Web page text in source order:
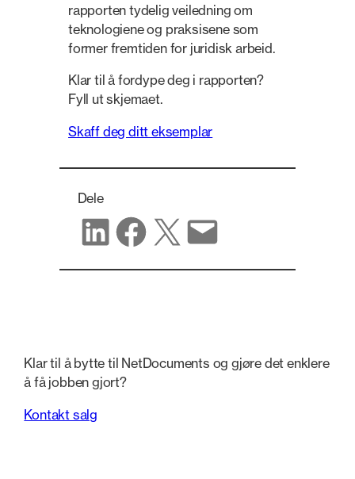
rapporten tydelig veiledning om
teknologiene og praksisene som
former fremtiden for juridisk arbeid.
Klar til å fordype deg i rapporten?
Fyll ut skjemaet.
Skaff deg ditt eksemplar
Dele
Del på LinkedIn
Del på Facebook
Del på X Del via e-post
Klar til å bytte til NetDocuments og gjøre det enklere
å få jobben gjort?
Kontakt salg